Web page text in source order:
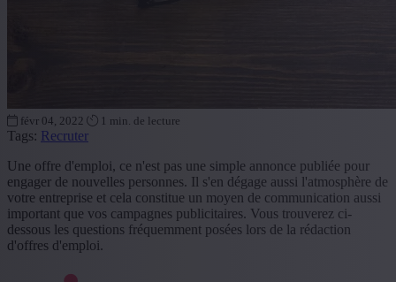
févr 04, 2022 1 min. de lecture
Tags: Recruter
Une offre d'emploi, ce n'est pas une simple annonce publiée pour
engager de nouvelles personnes. Il s'en dégage aussi l'atmosphère de
votre entreprise et cela constitue un moyen de communication aussi
important que vos campagnes publicitaires. Vous trouverez ci-
dessous les questions fréquemment posées lors de la rédaction
d'offres d'emploi.